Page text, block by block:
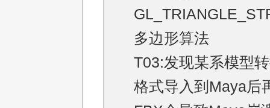
多边形算法
T03:发现某系模型
格式导入到Maya后